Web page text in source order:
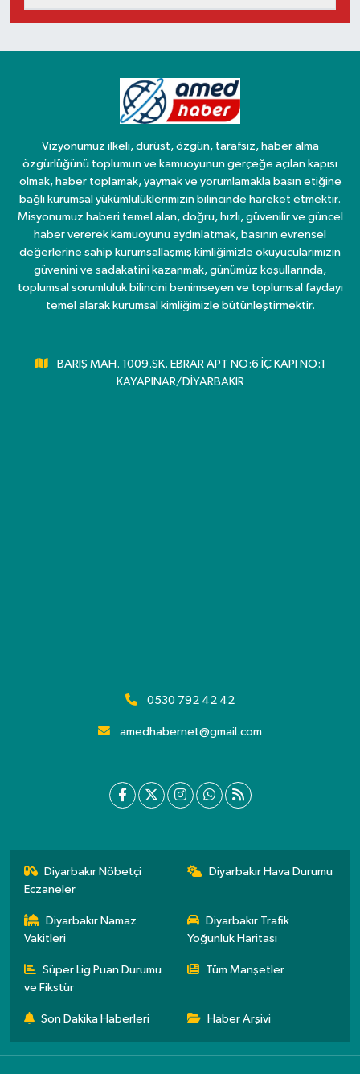
Vizyonumuz ilkeli, dürüst, özgün, tarafsız, haber alma
özgürlüğünü toplumun ve kamuoyunun gerçeğe açılan kapısı
olmak, haber toplamak, yaymak ve yorumlamakla basın etiğine
bağlı kurumsal yükümlülüklerimizin bilincinde hareket etmektir.
Misyonumuz haberi temel alan, doğru, hızlı, güvenilir ve güncel
haber vererek kamuoyunu aydınlatmak, basının evrensel
değerlerine sahip kurumsallaşmış kimliğimizle okuyucularımızın
güvenini ve sadakatini kazanmak, günümüz koşullarında,
toplumsal sorumluluk bilincini benimseyen ve toplumsal faydayı
temel alarak kurumsal kimliğimizle bütünleştirmektir.
BARIŞ MAH. 1009.SK. EBRAR APT NO:6 İÇ KAPI NO:1
KAYAPINAR/DİYARBAKIR
0530 792 42 42
amedhabernet@gmail.com
Diyarbakır Nöbetçi
Eczaneler
Diyarbakır Hava Durumu
Diyarbakır Namaz
Vakitleri
Diyarbakır Trafik
Yoğunluk Haritası
Süper Lig Puan Durumu
ve Fikstür
Tüm Manşetler
Son Dakika Haberleri Haber Arşivi